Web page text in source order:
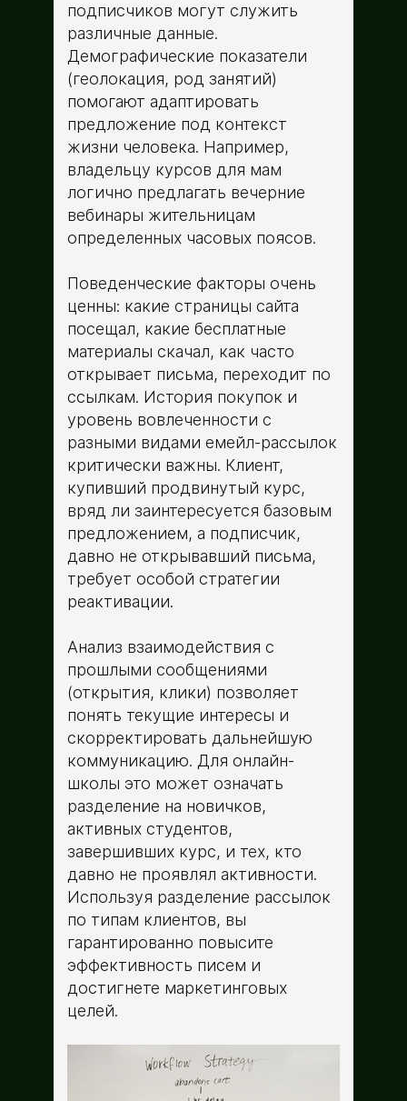
подписчиков могут служить
различные данные.
Демографические показатели
(геолокация, род занятий)
помогают адаптировать
предложение под контекст
жизни человека. Например,
владельцу курсов для мам
логично предлагать вечерние
вебинары жительницам
определенных часовых поясов.
Поведенческие факторы очень
ценны: какие страницы сайта
посещал, какие бесплатные
материалы скачал, как часто
открывает письма, переходит по
ссылкам. История покупок и
уровень вовлеченности с
разными видами емейл-рассылок
критически важны. Клиент,
купивший продвинутый курс,
вряд ли заинтересуется базовым
предложением, а подписчик,
давно не открывавший письма,
требует особой стратегии
реактивации.
Анализ взаимодействия с
прошлыми сообщениями
(открытия, клики) позволяет
понять текущие интересы и
скорректировать дальнейшую
коммуникацию. Для онлайн-
школы это может означать
разделение на новичков,
активных студентов,
завершивших курс, и тех, кто
давно не проявлял активности.
Используя разделение рассылок
по типам клиентов, вы
гарантированно повысите
эффективность писем и
достигнете маркетинговых
целей.